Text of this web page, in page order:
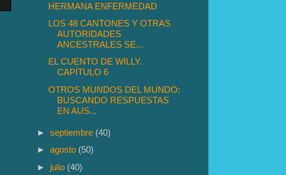
HERMANA ENFERMEDAD
LOS 48 CANTONES Y OTRAS
AUTORIDADES
ANCESTRALES SE...
EL CUENTO DE WILLY.
CAPÍTULO 6
OTROS MUNDOS DEL MUNDO:
BUSCANDO RESPUESTAS
EN AUS...
►septiembre (40)
►agosto (50)
► julio (40)